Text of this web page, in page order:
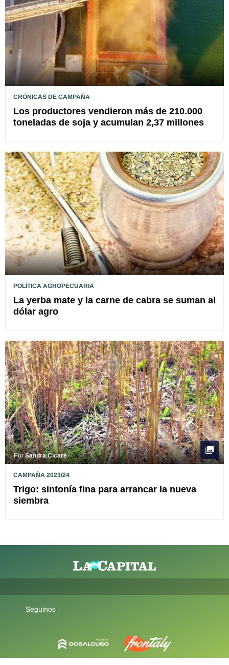
CRÓNICAS DE CAMPAÑA
Los productores vendieron más de 210.000
toneladas de soja y acumulan 2,37 millones
POLÍTICA AGROPECUARIA
La yerba mate y la carne de cabra se suman al
dólar agro
PorSandra Cicaré
CAMPAÑA 2023/24
Trigo: sintonía fina para arrancar la nueva
siembra
Seguinos